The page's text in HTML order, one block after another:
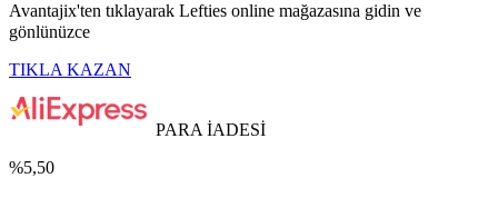
Avantajix'ten tıklayarak Lefties online mağazasına gidin ve
gönlünüzce
TIKLA KAZAN
PARA İADESİ
%5,50